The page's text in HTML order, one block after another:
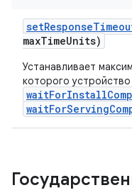
setResponse
maxTimeUnits)
Устанавливает
которого